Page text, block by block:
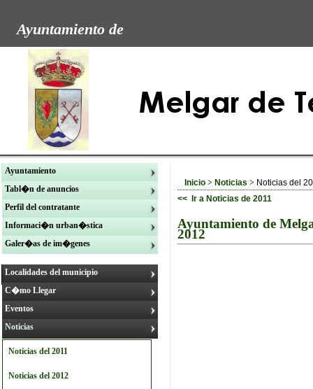
Ayuntamiento de
Ayuntamiento
Tabl�n de anuncios
Perfil del contratante
Informaci�n urban�stica
Galer�as de im�genes
Localidades del municipio
C�mo Llegar
Eventos
Noticias
Noticias del 2011
Noticias del 2012
Inicio > Noticias > Noticias del
<< Ir a Noticias de 2011
Ayuntamiento de
2012